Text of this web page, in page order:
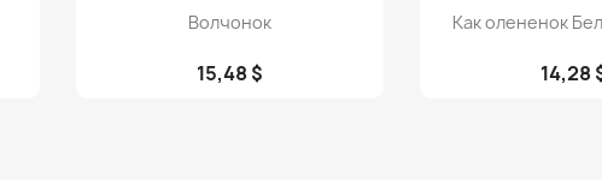
Просмотр
Волчонок
15,48 $

Как олененок
14,28